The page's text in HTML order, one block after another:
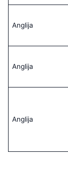
Anglija
Anglija
Anglija